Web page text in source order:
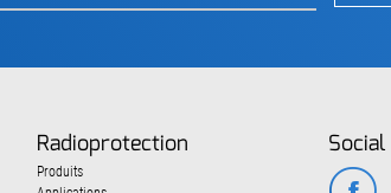
Radioprotection
Produits